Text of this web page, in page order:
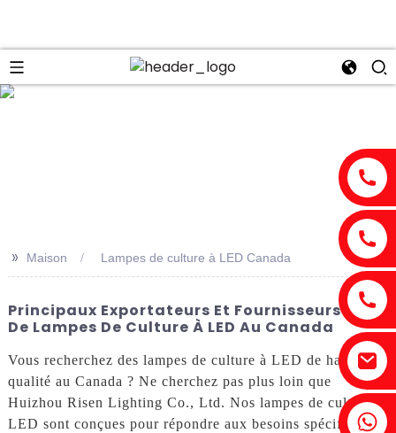
Fenia : +86 18607525299
>> Maison Lampes de culture à LED Canada
Principaux Exportateurs Et Fournisseurs ODM
De Lampes De Culture À LED Au Canada
Vous recherchez des lampes de culture à LED de haute
qualité au Canada ? Ne cherchez pas plus loin que
Huizhou Risen Lighting Co., Ltd. Nos lampes de culture à
LED sont conçues pour répondre aux besoins spécifiques